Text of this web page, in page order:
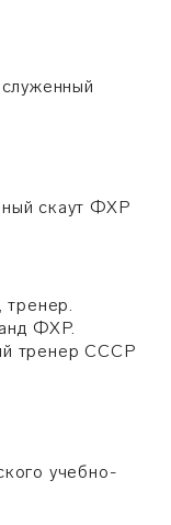
скаут ФХР
ФХР.
тренер СССР
учебно-